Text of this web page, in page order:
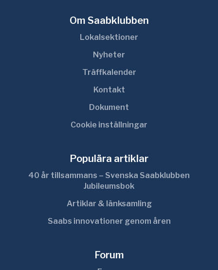
Om Saabklubben
Lokalsektioner
Nyheter
Träffkalender
Kontakt
Dokument
Cookie inställningar
Populära artiklar
40 år tillsammans – Svenska Saabklubben
Jubileumsbok
Artiklar & länksamling
Saabs innovationer genom åren
Forum